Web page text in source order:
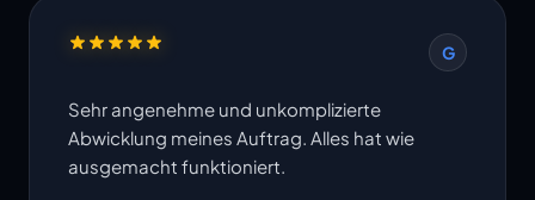
G
Sehr angenehme und unkomplizierte
Abwicklung meines Auftrag. Alles hat wie
ausgemacht funktioniert.